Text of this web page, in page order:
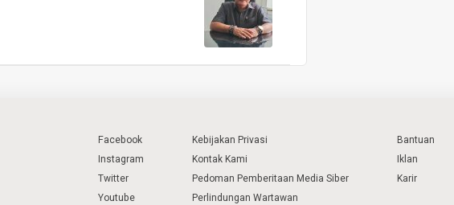
Facebook
Instagram
Twitter
Youtube
Kebijakan Privasi
Kontak Kami
Pedoman Pemberitaan Media Siber
Perlindungan Wartawan
Bantuan
Iklan
Karir